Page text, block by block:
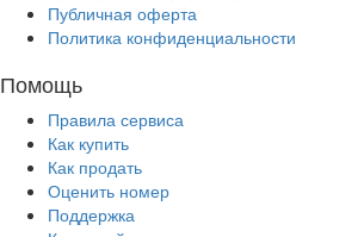
Публичная оферта
Политика конфиденциальности
Помощь
Правила сервиса
Как купить
Как продать
Оценить номер
Поддержка